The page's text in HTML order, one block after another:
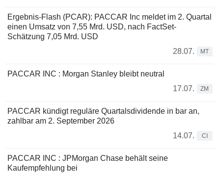
Ergebnis-Flash (PCAR): PACCAR Inc meldet im 2. Quartal
einen Umsatz von 7,55 Mrd. USD, nach FactSet-
Schätzung 7,05 Mrd. USD
28.07.
MT
PACCAR INC : Morgan Stanley bleibt neutral
17.07.
ZM
PACCAR kündigt reguläre Quartalsdividende in bar an,
zahlbar am 2. September 2026
14.07.
CI
PACCAR INC : JPMorgan Chase behält seine
Kaufempfehlung bei